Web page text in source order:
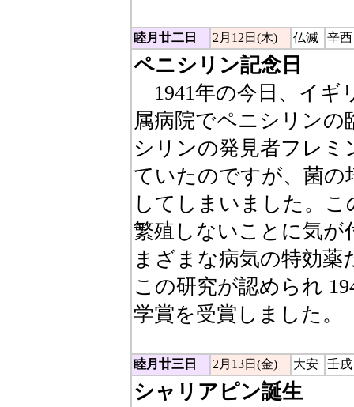
睦月廿二日 2月12日(木) 仏滅 辛酉
ペニシリン記念日
1941年の今日、イギ
属病院でペニシリンの
シリンの発見者フレ
ていたのですが、菌
してしまいました。
繁殖しないことに気が
まざまな病気の特効
この研究が認められ
学賞を受賞しました。
睦月廿三日 2月13日(金) 大安 壬戌
シャリアピン誕生